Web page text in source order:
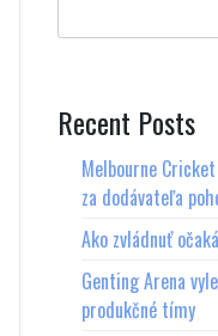
Recent Posts
Melbourne
za dodávateľa
Ako zvládnuť
Genting Arena
produkčné tímy